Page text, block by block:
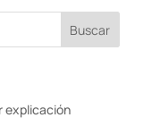
explicación